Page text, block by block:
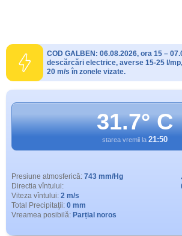
COD GALBEN: 06.08.2026, ora 15 –
descărcări electrice, averse 15-25 l/
20 m/s în zonele vizate.
31.7° C
starea vremii la 21:50
Presiune atmosferică: 743 mm/Hg
Directia vîntului:
Viteza vîntului: 2 m/s
Total Precipitaţii: 0 mm
Vreamea posibilă: Parțial noros